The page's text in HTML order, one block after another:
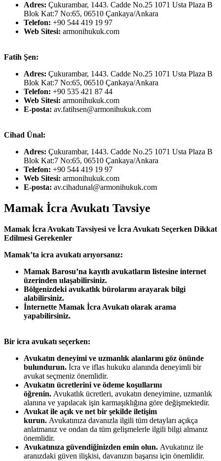
Adres: Çukurambar, 1443. Cadde No.25 1071 Usta Plaza B
Blok Kat:7 No:65, 06510 Çankaya/Ankara
Telefon: +90 544 419 19 97
Web Sitesi: armonihukuk.com
Fatih Şen:
Adres: Çukurambar, 1443. Cadde No.25 1071 Usta Plaza B
Blok Kat:7 No:65, 06510 Çankaya/Ankara
Telefon: +90 535 421 87 44
Web Sitesi: armonihukuk.com
E-posta: av.fatihsen@armonihukuk.com
Cihad Ünal:
Adres: Çukurambar, 1443. Cadde No.25 1071 Usta Plaza B
Blok Kat:7 No:65, 06510 Çankaya/Ankara
Telefon: +90 544 419 19 97
Web Sitesi: armonihukuk.com
E-posta: av.cihadunal@armonihukuk.com
Mamak İcra Avukatı Tavsiye
Mamak İcra Avukatı Tavsiyesi ve İcra Avukatı Seçerken Dikkat
Edilmesi Gerekenler
Mamak’ta icra avukatı arıyorsanız:
Mamak Barosu’na kayıtlı avukatların listesine internet
üzerinden ulaşabilirsiniz.
Bölgenizdeki avukatlık bürolarını arayarak bilgi
alabilirsiniz.
İnternette Mamak İcra Avukatı olarak arama
yapabilirsiniz.
Bir icra avukatı seçerken:
Avukatın deneyimi ve uzmanlık alanlarını göz önünde
bulundurun. İcra ve iflas hukuku alanında deneyimli bir
avukat seçmeniz önemlidir.
Avukatın ücretlerini ve ödeme koşullarını
öğrenin. Avukatlık ücretleri, avukatın deneyimine, uzmanlık
alanına ve yapılacak işin karmaşıklığına göre değişmektedir.
Avukat ile açık ve net bir şekilde iletişim
kurun. Avukatınıza davanızla ilgili tüm detayları açıkça
anlatmanız ve ondan da tüm gelişmelerle ilgili bilgi almanız
önemlidir.
Avukatınıza güvendiğinizden emin olun. Avukatınız ile
aranızdaki güven ilişkisi, davanızın başarısı için önemlidir.